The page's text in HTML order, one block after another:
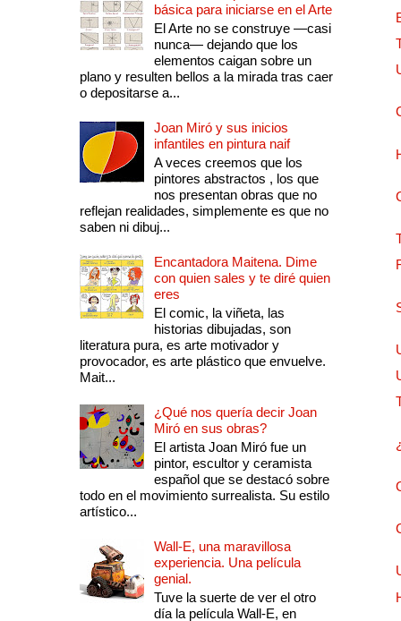
básica para iniciarse en el Arte
El Arte no se construye —casi
nunca— dejando que los
elementos caigan sobre un
plano y resulten bellos a la mirada tras caer
o depositarse a...
Joan Miró y sus inicios
infantiles en pintura naif
A veces creemos que los
pintores abstractos , los que
nos presentan obras que no
reflejan realidades, simplemente es que no
saben ni dibuj...
Encantadora Maitena. Dime
con quien sales y te diré quien
eres
El comic, la viñeta, las
historias dibujadas, son
literatura pura, es arte motivador y
provocador, es arte plástico que envuelve.
Mait...
¿Qué nos quería decir Joan
Miró en sus obras?
El artista Joan Miró fue un
pintor, escultor y ceramista
español que se destacó sobre
todo en el movimiento surrealista. Su estilo
artístico...
Wall-E, una maravillosa
experiencia. Una película
genial.
Tuve la suerte de ver el otro
día la película Wall-E, en